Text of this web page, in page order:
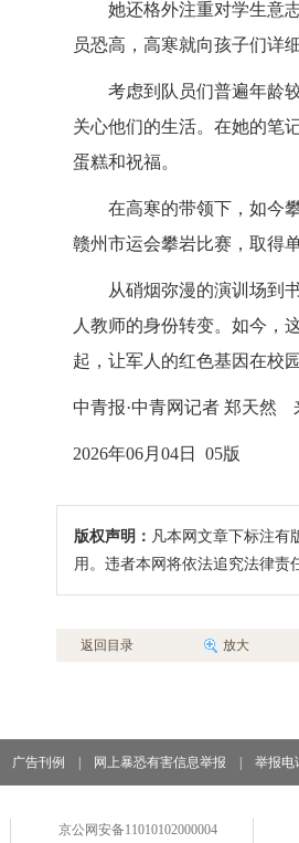
她还格外注重对学生意
员恐高，高寒就向孩子们详
考虑到队员们普遍年龄
关心他们的生活。在她的笔
蛋糕和祝福。
在高寒的带领下，如今
赣州市运会攀岩比赛，取得
从硝烟弥漫的演训场到
人教师的身份转变。如今，
起，让军人的红色基因在校
中青报·中青网记者 郑天然
2026年06月04日 05版
版权声明： 凡本网文章下标注有
用。违者本网将依法追究法律责
返回目录 放大
广告刊例 网上暴恐有害信息举报 举报电
京公网安备11010102000004